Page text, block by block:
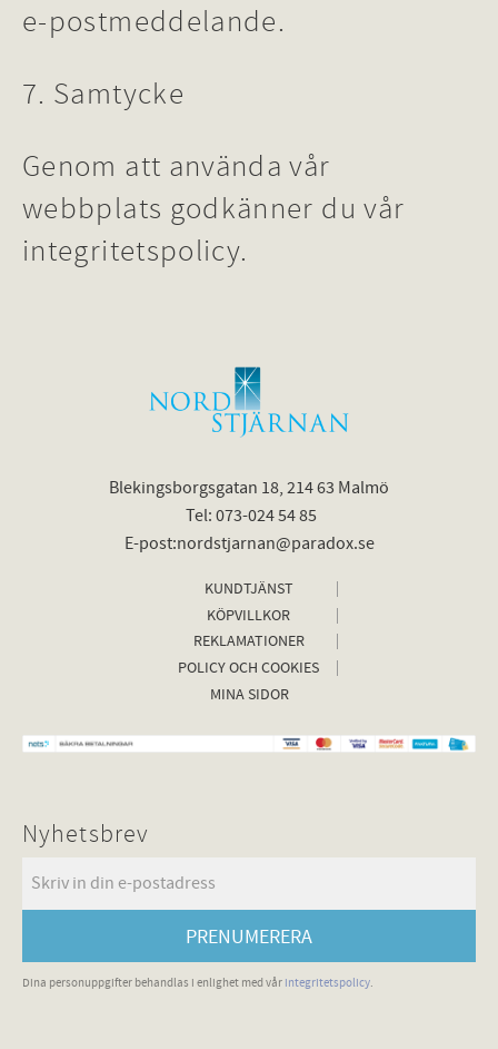
e-postmeddelande.
7. Samtycke
Genom att använda vår
webbplats godkänner du vår
integritetspolicy.
Blekingsborgsgatan 18, 214 63 Malmö
Tel: 073-024 54 85
E-post:nordstjarnan@paradox.se
KUNDTJÄNST
KÖPVILLKOR
REKLAMATIONER
POLICY OCH COOKIES
MINA SIDOR
Nyhetsbrev
PRENUMERERA
Dina personuppgifter behandlas i enlighet med vår integritetspolicy.